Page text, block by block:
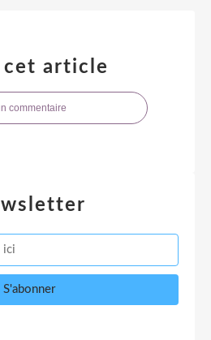
cet article
commentaire